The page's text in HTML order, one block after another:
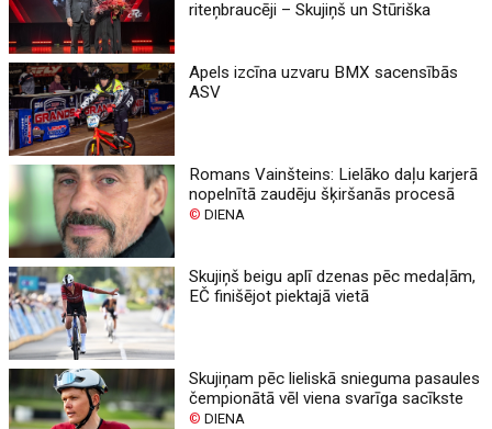
riteņbraucēji – Skujiņš un Stūriška
Apels izcīna uzvaru BMX sacensībās
ASV
Romans Vainšteins: Lielāko daļu karjerā
nopelnītā zaudēju šķiršanās procesā
© DIENA
Skujiņš beigu aplī dzenas pēc medaļām,
EČ finišējot piektajā vietā
Skujiņam pēc lieliskā snieguma pasaules
čempionātā vēl viena svarīga sacīkste
© DIENA